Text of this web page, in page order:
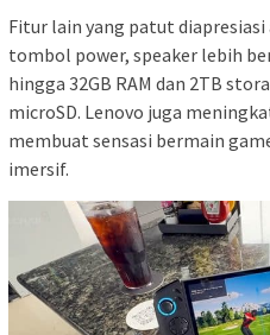
Fitur lain yang patut
tombol power, speaker lebih
hingga 32GB RAM dan 2TB
microSD. Lenovo juga
membuat sensasi bermain
imersif.